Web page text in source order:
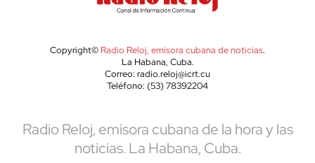
Copyright© Radio Reloj, emisora cubana de noticias.
La Habana, Cuba.
Correo: radio.reloj@icrt.cu
Teléfono: (53) 78392204
Radio Reloj, emisora cubana de la hora y las
noticias. La Habana, Cuba.